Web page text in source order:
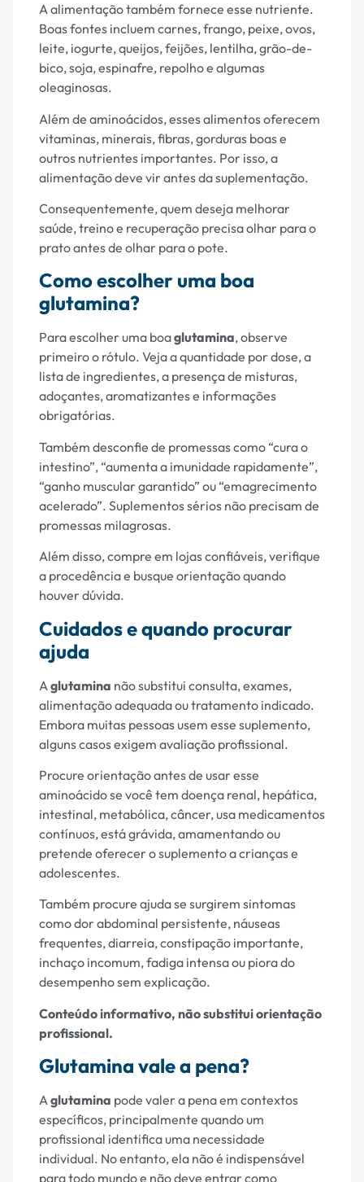
A alimentação também fornece esse nutriente.
Boas fontes incluem carnes, frango, peixe, ovos,
leite, iogurte, queijos, feijões, lentilha, grão-de-
bico, soja, espinafre, repolho e algumas
oleaginosas.
Além de aminoácidos, esses alimentos oferecem
vitaminas, minerais, fibras, gorduras boas e
outros nutrientes importantes. Por isso, a
alimentação deve vir antes da suplementação.
Consequentemente, quem deseja melhorar
saúde, treino e recuperação precisa olhar para o
prato antes de olhar para o pote.
Como escolher uma boa
glutamina?
Para escolher uma boaglutamina, observe
primeiro o rótulo. Veja a quantidade por dose, a
lista de ingredientes, a presença de misturas,
adoçantes, aromatizantes e informações
obrigatórias.
Também desconfie de promessas como “cura o
intestino”, “aumenta a imunidade rapidamente”,
“ganho muscular garantido” ou “emagrecimento
acelerado”. Suplementos sérios não precisam de
promessas milagrosas.
Além disso, compre em lojas confiáveis, verifique
a procedência e busque orientação quando
houver dúvida.
Cuidados e quando procurar
ajuda
A glutamina não substitui consulta, exames,
alimentação adequada ou tratamento indicado.
Embora muitas pessoas usem esse suplemento,
alguns casos exigem avaliação profissional.
Procure orientação antes de usar esse
aminoácido se você tem doença renal, hepática,
intestinal, metabólica, câncer, usa medicamentos
contínuos, está grávida, amamentando ou
pretende oferecer o suplemento a crianças e
adolescentes.
Também procure ajuda se surgirem sintomas
como dor abdominal persistente, náuseas
frequentes, diarreia, constipação importante,
inchaço incomum, fadiga intensa ou piora do
desempenho sem explicação.
Conteúdo informativo, não substitui orientação
profissional.
Glutamina vale a pena?
Aglutamina pode valer a pena em contextos
específicos, principalmente quando um
profissional identifica uma necessidade
individual. No entanto, ela não é indispensável
para todo mundo e não deve entrar como